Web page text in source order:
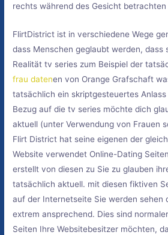
rechts während des Gesicht betrachten
FlirtDistrict ist in verschiedene Wege
dass Menschen geglaubt werden, dass
Realität tv series zum Beispiel der
frau datenen von Orange Grafschaft
tatsächlich ein skriptgesteuertes
Bezug auf die tv series möchte dich
aktuell (unter Verwendung von Frauen
Flirt District hat seine eigenen der
Website verwendet Online-Dating
erstellt von diesen zu Sie zu glauben
tatsächlich aktuell. mit diesen fiktiven
auf der Internetseite Sie werden sehen
extrem ansprechend. Dies sind
Seiten Ihre Websitebesitzer möchten,